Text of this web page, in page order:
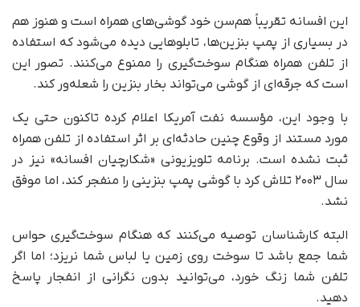
این افسانه تقریباً هم‌سن خود گوشی‌های همراه است و هنوز هم
در بسیاری از پمپ‌ بنزین‌ها، تابلوهایی دیده می‌شود که استفاده
از تلفن همراه هنگام سوخت‌گیری را ممنوع می‌کنند. تصور این
است که جرقه‌ای از گوشی می‌تواند بخار بنزین را شعله‌ور کند.
با وجود این، مؤسسه نفت آمریکا اعلام کرده تاکنون حتی یک
مورد مستند از وقوع چنین حادثه‌ای بر اثر استفاده از تلفن همراه
ثبت نشده است. برنامه تلویزیونی «شکارچیان افسانه» نیز در
سال ۲۰۰۳ تلاش کرد با گوشی پمپ‌ بنزینی را منفجر کند، اما موفق
نشد.
البته کارشناسان توصیه می‌کنند که هنگام سوخت‌گیری حواس
شما جمع باشد تا سوخت روی زمین یا لباس‌ شما نریزد؛ اما اگر
تلفن شما زنگ خورد، می‌توانید بدون نگرانی از انفجار پاسخ
دهید.